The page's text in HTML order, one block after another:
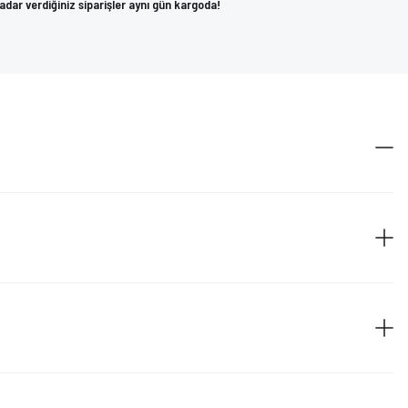
verdiğiniz siparişler aynı gün kargoda!